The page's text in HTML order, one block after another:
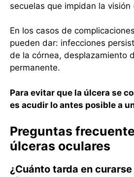
secuelas que impidan la visión
En los casos de
pueden dar: infecciones
de la córnea, desplazamiento
permanente.
Para evitar que la úlcera se
es acudir lo antes posible a
Preguntas
úlceras oculares
¿Cuánto tarda en